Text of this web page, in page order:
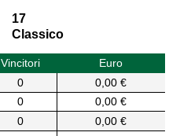
17
Classico
Vincitori
Euro
0
0,00 €
0
0,00 €
0
0,00 €